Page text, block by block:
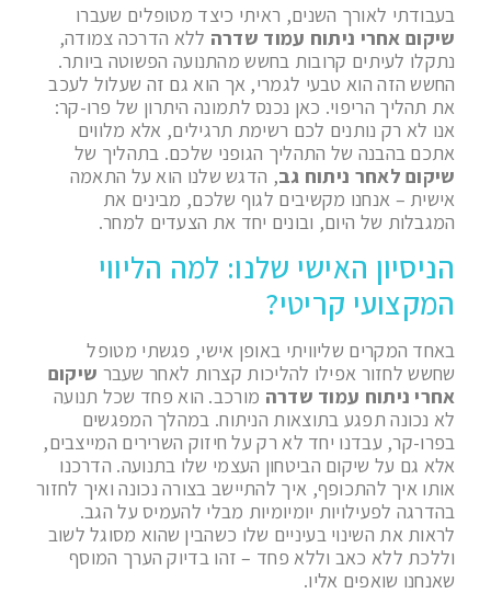
בעבודתי לאורך השנים, ראיתי כיצד מטופלים שעברו
שיקום אחרי ניתוח עמוד שדרה ללא הדרכה צמודה,
נתקלו לעיתים קרובות בחשש מהתנועה הפשוטה ביותר.
החשש הזה הוא טבעי לגמרי, אך הוא גם זה שעלול לעכב
את תהליך הריפוי. כאן נכנס לתמונה היתרון של פרו-קר:
אנו לא רק נותנים לכם רשימת תרגילים, אלא מלווים
אתכם בהבנה של התהליך הגופני שלכם. בתהליך של
שיקום לאחר ניתוח גב, הדגש שלנו הוא על התאמה
אישית – אנחנו מקשיבים לגוף שלכם, מבינים את
המגבלות של היום, ובונים יחד את הצעדים למחר.
הניסיון האישי שלנו: למה הליווי
המקצועי קריטי?
באחד המקרים שליוויתי באופן אישי, פגשתי מטופל
שחשש לחזור אפילו להליכות קצרות לאחר שעבר שיקום
אחרי ניתוח עמוד שדרה מורכב. הוא פחד שכל תנועה
לא נכונה תפגע בתוצאות הניתוח. במהלך המפגשים
בפרו-קר, עבדנו יחד לא רק על חיזוק השרירים המייצבים,
אלא גם על שיקום הביטחון העצמי שלו בתנועה. הדרכנו
אותו איך להתכופף, איך להתיישב בצורה נכונה ואיך לחזור
בהדרגה לפעילויות יומיומיות מבלי להעמיס על הגב.
לראות את השינוי בעיניים שלו כשהבין שהוא מסוגל לשוב
וללכת ללא כאב וללא פחד – זהו בדיוק הערך המוסף
שאנחנו שואפים אליו.